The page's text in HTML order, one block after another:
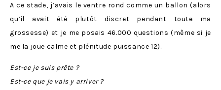
A ce stade, j’avais le ventre rond comme un ballon (alors
qu’il avait été plutôt discret pendant toute ma
grossesse) et je me posais 46.000 questions (même si je
me la joue calme et plénitude puissance 12).
Est-ce je suis prête ?
Est-ce que je vais y arriver ?